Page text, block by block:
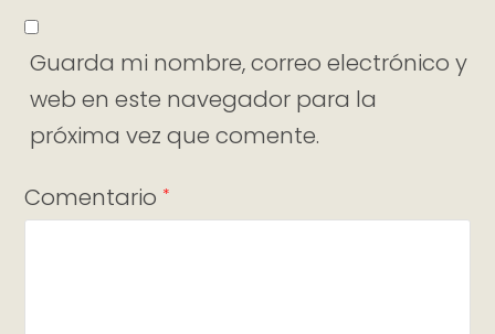
Guarda mi nombre, correo electrónico y
web en este navegador para la
próxima vez que comente.
Comentario *